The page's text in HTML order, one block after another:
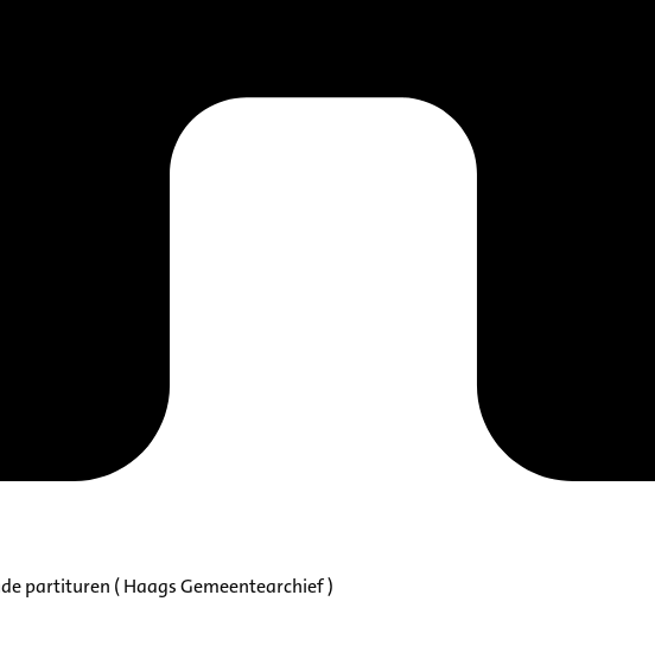
partituren ( Haags Gemeentearchief )